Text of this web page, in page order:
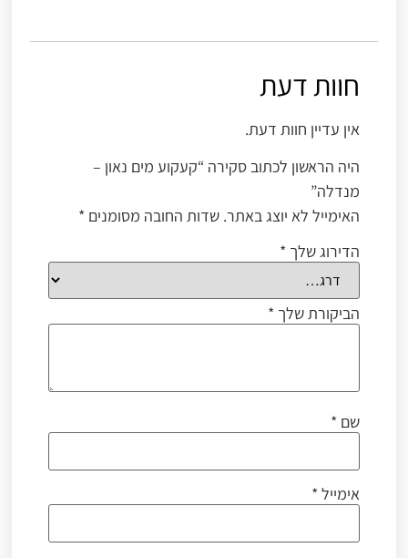
חוות דעת
אין עדיין חוות דעת.
היה הראשון לכתוב סקירה “קעקוע מים נאון –
מנדלה”
האימייל לא יוצג באתר. שדות החובה מסומנים *
הדירוג שלך *
הביקורת שלך *
שם *
אימייל*